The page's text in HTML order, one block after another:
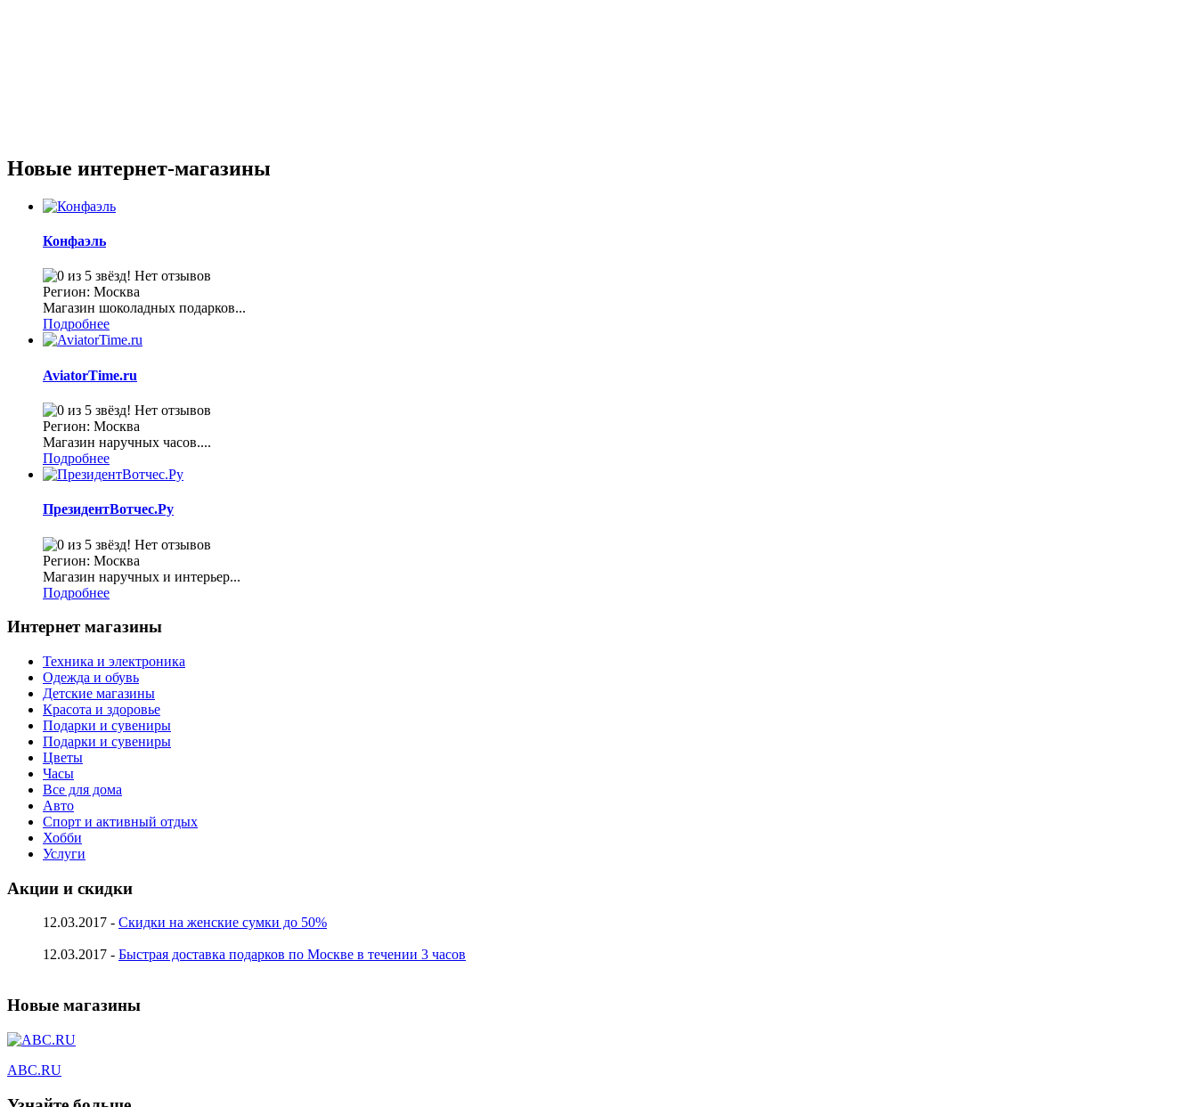
Новые интернет-магазины
Конфаэль
Нет отзывов
Регион: Москва
Магазин шоколадных подарков...
Подробнее
AviatorTime.ru
Нет отзывов
Регион: Москва
Магазин наручных часов....
Подробнее
ПрезидентВотчес.Ру
Нет отзывов
Регион: Москва
Магазин наручных и интерьер...
Подробнее
Интернет магазины
Техника и электроника
Одежда и обувь
Детские магазины
Красота и здоровье
Подарки и сувениры
Подарки и сувениры
Цветы
Часы
Все для дома
Авто
Спорт и активный отдых
Хобби
Услуги
Акции и скидки
12.03.2017 - Скидки на женские сумки до 50%
12.03.2017 - Быстрая доставка подарков по Москве в течении 3 часов
Новые магазины
ABC.RU